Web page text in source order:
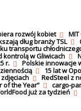
rozwój kobiet
dług branży TSL
transportu
kontrolą w Gliwicach
r.
Polskie innowacje
15 lat w
RedSteel z
of the Year”
cargo-
już za tydzień